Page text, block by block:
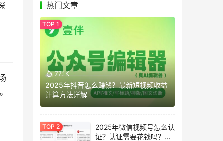
热门文章
77.1K
2025年抖音怎么赚钱？最新短视频收益
计算方法详解
2025年微信视频号怎么认
证？认证需要花钱吗？最